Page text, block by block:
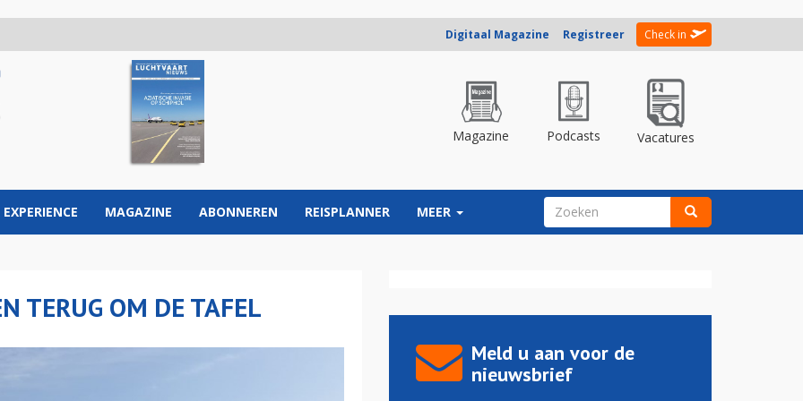
Digitaal Magazine Registreer Check in
Magazine Podcasts Vacatures
EXPERIENCE MAGAZINE ABONNEREN REISPLANNER MEER ZOEKVELD
TERUG OM DE TAFEL
Meld u aan voor de
nieuwsbrief